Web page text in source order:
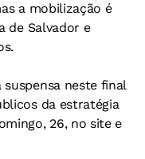
a mobilização é
de Salvador e
suspensa neste final
da estratégia
26, no site e